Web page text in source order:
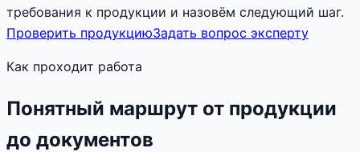
требования к продукции и назовём следующий шаг.
Проверить продукциюЗадать вопрос эксперту
Как проходит работа
Понятный маршрут от продукции
до документов